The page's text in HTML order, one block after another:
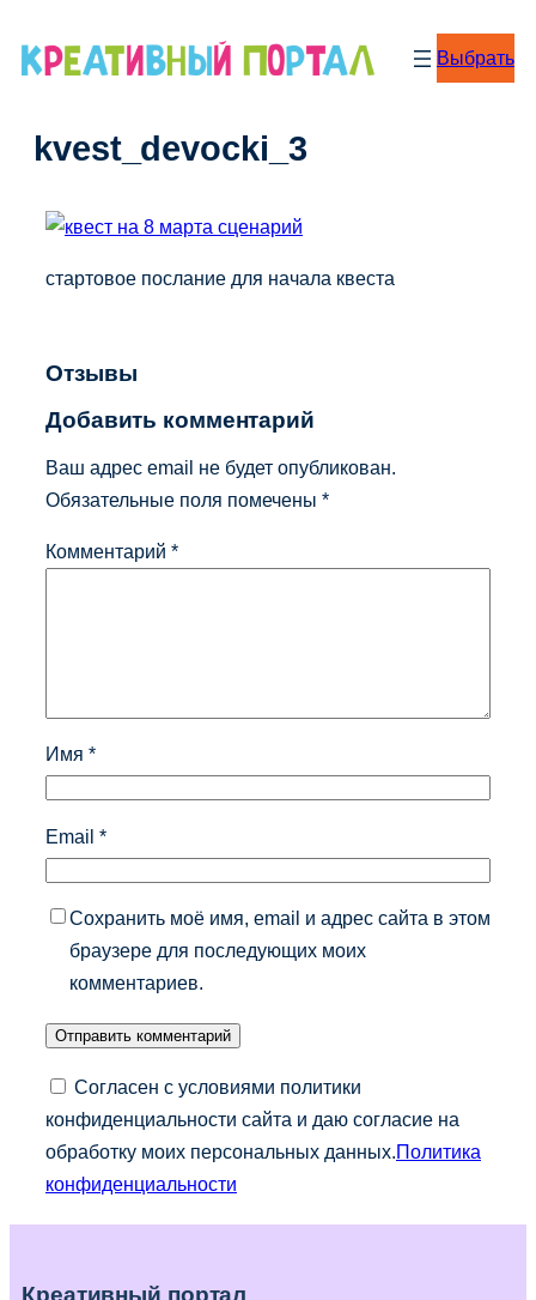
Выбрать
kvest_devocki_3
стартовое послание для начала квеста
Отзывы
Добавить комментарий
Ваш адрес email не будет опубликован.
Обязательные поля помечены *
Комментарий *
Имя *
Email *
Сохранить моё имя, email и адрес сайта в этом
браузере для последующих моих
комментариев.
Согласен с условиями политики
конфиденциальности сайта и даю согласие на
обработку моих персональных данных. Политика
конфиденциальности